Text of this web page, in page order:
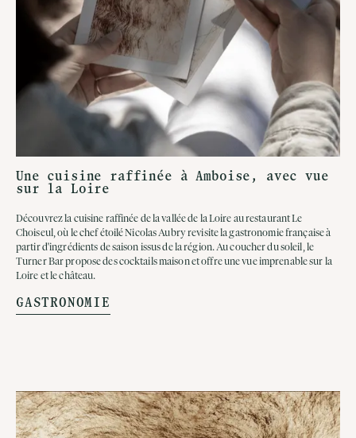
Une cuisine raffinée à Amboise, avec vue
sur la Loire
Découvrez la cuisine raffinée de la vallée de la Loire au restaurant Le
Choiseul, où le chef étoilé Nicolas Aubry revisite la gastronomie française à
partir d'ingrédients de saison issus de la région. Au coucher du soleil, le
Turner Bar propose des cocktails maison et offre une vue imprenable sur la
Loire et le château.
GASTRONOMIE